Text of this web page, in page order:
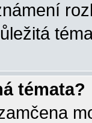
témata?